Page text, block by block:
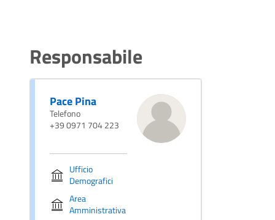
Responsabile
Pace Pina
Telefono
+39 0971 704 223
Ufficio
Demografici
Area
Amministrativa